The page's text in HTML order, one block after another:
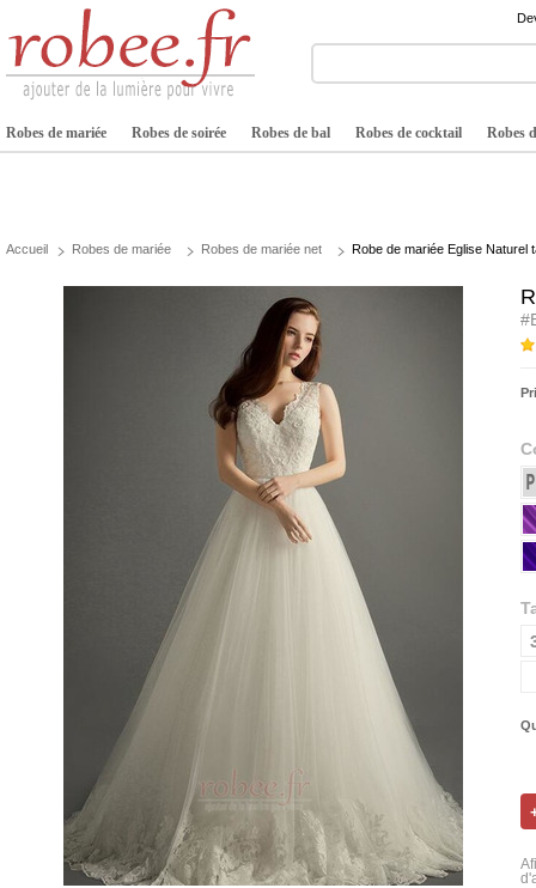
Robes de mariée Robes de soirée Robes de bal Robes de cocktail Robes
Accueil Robes de mariée Robes de mariée net Robe de mariée Eglise Naturel